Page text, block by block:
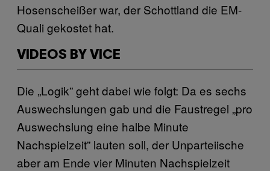
Hosenscheißer war, der Schottland die EM-
Quali gekostet hat.
VIDEOS BY VICE
Die „Logik” geht dabei wie folgt: Da es sechs
Auswechslungen gab und die Faustregel „pro
Auswechslung eine halbe Minute
Nachspielzeit” lauten soll, der Unparteiische
aber am Ende vier Minuten Nachspielzeit